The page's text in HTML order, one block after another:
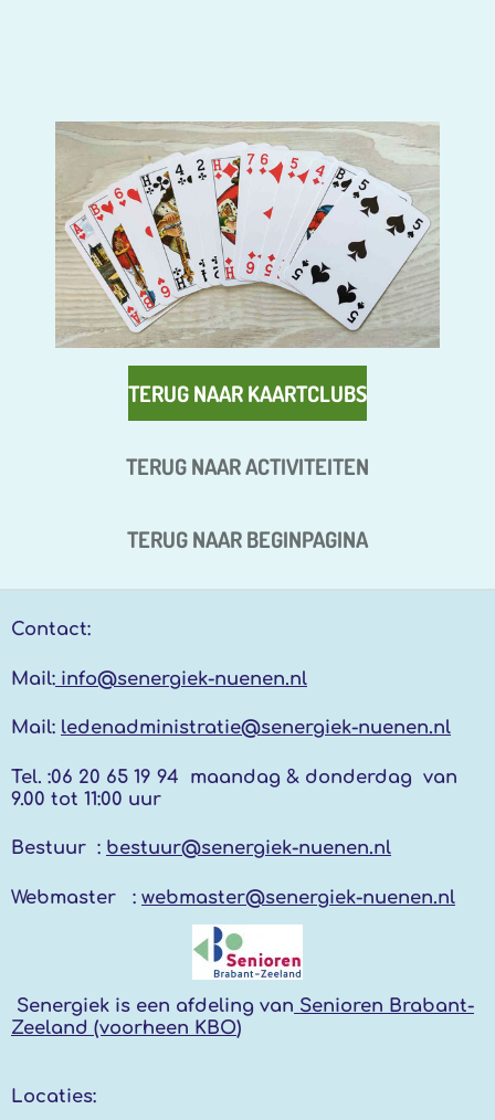
TERUG NAAR KAARTCLUBS
TERUG NAAR ACTIVITEITEN
TERUG NAAR BEGINPAGINA
Contact:
Mail: info@senergiek-nuenen.nl
Mail: ledenadministratie@senergiek-nuenen.nl
Tel. :06 20 65 19 94 maandag & donderdag van
9.00 tot 11:00 uur
Bestuur : bestuur@senergiek-nuenen.nl
Webmaster : webmaster@senergiek-nuenen.nl
Senergiek is een afdeling van Senioren Brabant-
Zeeland (voorheen KBO)
Locaties: